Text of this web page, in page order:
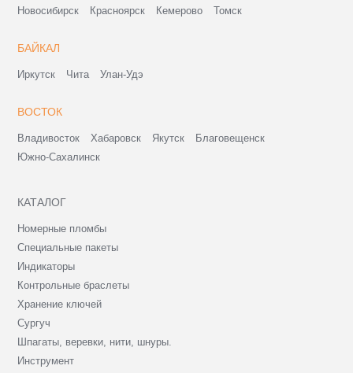
Новосибирск Красноярск Кемерово Томск
БАЙКАЛ
Иркутск Чита Улан-Удэ
ВОСТОК
Владивосток Хабаровск Якутск
Благовещенск
Южно-Сахалинск
КАТАЛОГ
Номерные пломбы
Специальные пакеты
Индикаторы
Контрольные браслеты
Хранение ключей
Сургуч
Шпагаты, веревки, нити, шнуры.
Инструмент